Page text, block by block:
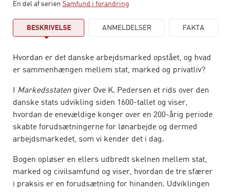
En del af serien Samfund i forandring
BESKRIVELSE ANMELDELSER FAKTA
Hvordan er det danske arbejdsmarked opstået, og hvad
er sammenhængen mellem stat, marked og privatliv?
I Markedsstaten giver Ove K. Pedersen et rids over den
danske stats udvikling siden 1600-tallet og viser,
hvordan de enevældige konger over en 200-årig periode
skabte forudsætningerne for lønarbejde og dermed
arbejdsmarkedet, som vi kender det i dag.
Bogen opløser en ellers udbredt skelnen mellem stat,
marked og civilsamfund og viser, hvordan de tre sfærer
i praksis er en forudsætning for hinanden. Udviklingen